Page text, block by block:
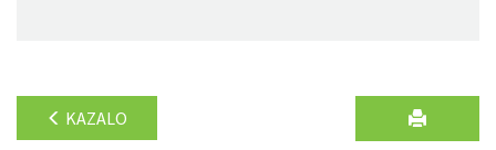
KAZALO